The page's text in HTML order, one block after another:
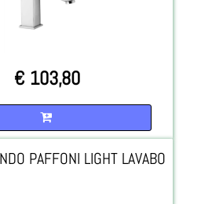
€ 103,80
PAFFONI LIGHT LAVABO